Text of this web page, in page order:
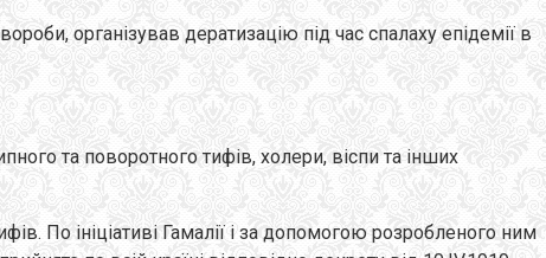
організував дератизацію під час спалаху епідемії в
та поворотного тифів, холери, віспи та інших
По ініціативі Гамалії і за допомогою розробленого ним